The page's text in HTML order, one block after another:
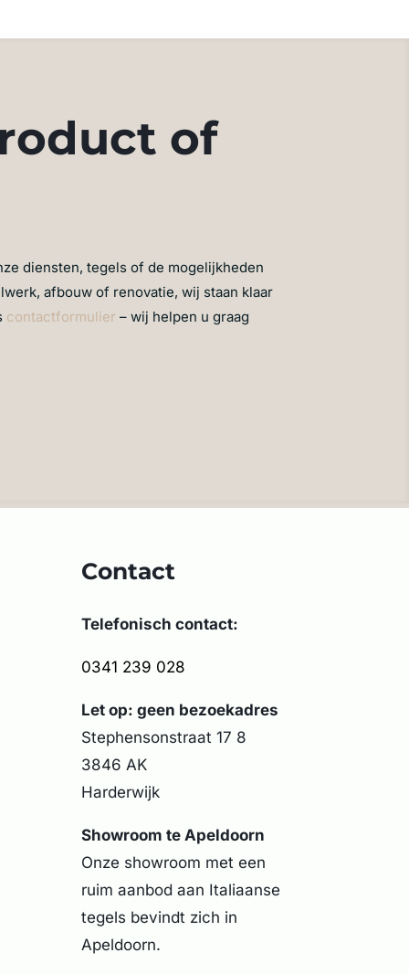
of
diensten, tegels of de mogelijkheden
afbouw of renovatie, wij staan klaar
contactformulier – wij helpen u graag
Contact
Telefonisch contact:
0341 239 028
Let op: geen bezoekadres
Stephensonstraat 17 8
3846 AK
Harderwijk
Showroom te Apeldoorn
Onze showroom met een
ruim aanbod aan Italiaanse
tegels bevindt zich in
Apeldoorn.